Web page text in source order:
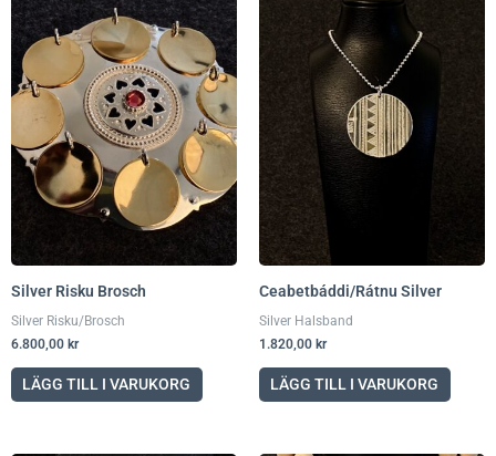
Silver Risku Brosch
Silver Risku/Brosch
6.800,00 kr
LÄGG TILL I VARUKORG
Ceabetbáddi/Rátnu Silver
Silver Halsband
1.820,00 kr
LÄGG TILL I VARUKORG